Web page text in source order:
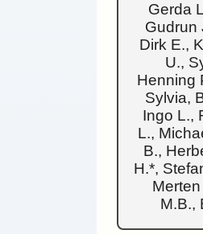
Gerda
Gudrun
Dirk E.,
U.,
Henning
Sylvia,
Ingo L.,
L.,
B.,
H.*,
M.B.,